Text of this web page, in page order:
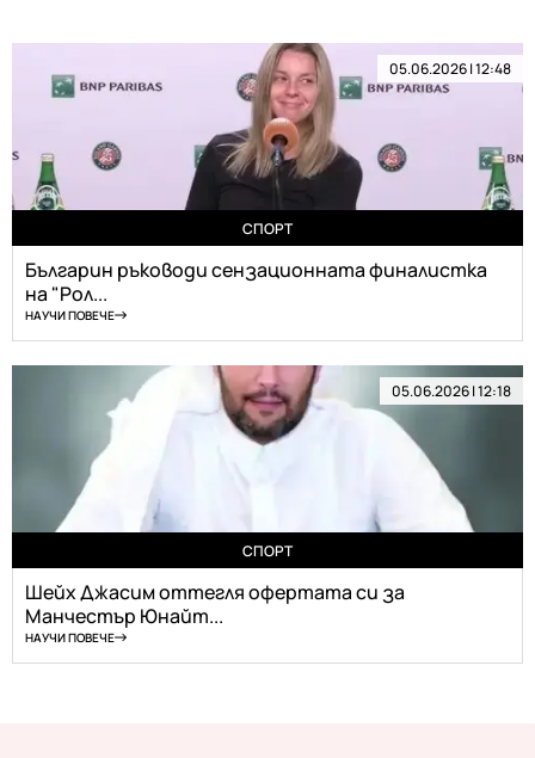
05.06.2026 | 12:48
СПОРТ
Българин ръководи сензационната финалистка
на "Рол...
НАУЧИ ПОВЕЧЕ
05.06.2026 | 12:18
СПОРТ
Шейх Джасим оттегля офертата си за
Манчестър Юнайт...
НАУЧИ ПОВЕЧЕ